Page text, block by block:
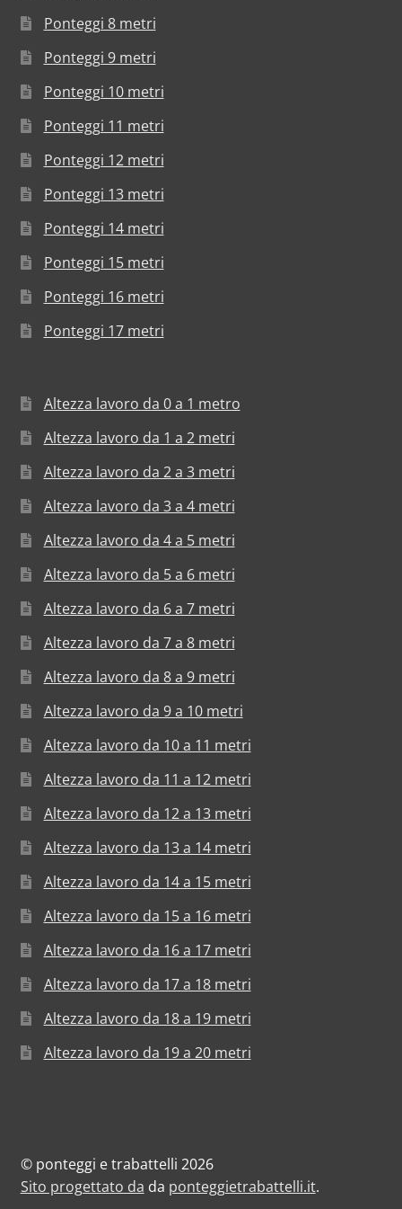
Ponteggi 8 metri
Ponteggi 9 metri
Ponteggi 10 metri
Ponteggi 11 metri
Ponteggi 12 metri
Ponteggi 13 metri
Ponteggi 14 metri
Ponteggi 15 metri
Ponteggi 16 metri
Ponteggi 17 metri
Altezza lavoro da 0 a 1 metro
Altezza lavoro da 1 a 2 metri
Altezza lavoro da 2 a 3 metri
Altezza lavoro da 3 a 4 metri
Altezza lavoro da 4 a 5 metri
Altezza lavoro da 5 a 6 metri
Altezza lavoro da 6 a 7 metri
Altezza lavoro da 7 a 8 metri
Altezza lavoro da 8 a 9 metri
Altezza lavoro da 9 a 10 metri
Altezza lavoro da 10 a 11 metri
Altezza lavoro da 11 a 12 metri
Altezza lavoro da 12 a 13 metri
Altezza lavoro da 13 a 14 metri
Altezza lavoro da 14 a 15 metri
Altezza lavoro da 15 a 16 metri
Altezza lavoro da 16 a 17 metri
Altezza lavoro da 17 a 18 metri
Altezza lavoro da 18 a 19 metri
Altezza lavoro da 19 a 20 metri
© ponteggi e trabattelli 2026
Sito progettato da da ponteggietrabattelli.it.